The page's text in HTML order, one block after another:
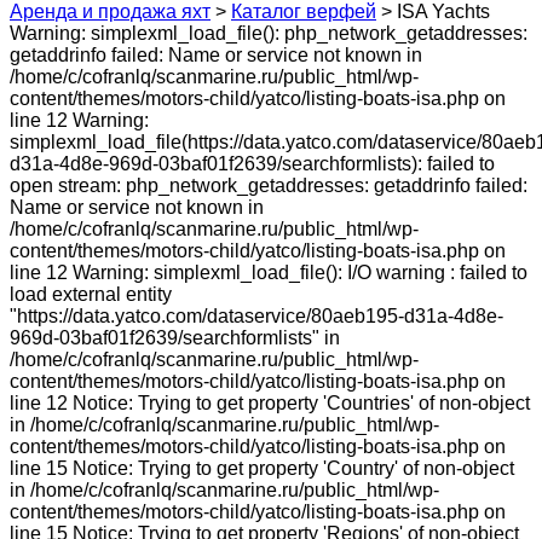
Аренда и продажа яхт > Каталог верфей > ISA Yachts
Warning: simplexml_load_file(): php_network_getaddresses:
getaddrinfo failed: Name or service not known in
/home/c/cofranlq/scanmarine.ru/public_html/wp-
content/themes/motors-child/yatco/listing-boats-isa.php on
line 12 Warning:
simplexml_load_file(https://data.yatco.com/dataservice/
d31a-4d8e-969d-03baf01f2639/searchformlists): failed to
open stream: php_network_getaddresses: getaddrinfo failed:
Name or service not known in
/home/c/cofranlq/scanmarine.ru/public_html/wp-
content/themes/motors-child/yatco/listing-boats-isa.php on
line 12 Warning: simplexml_load_file(): I/O warning : failed to
load external entity
"https://data.yatco.com/dataservice/80aeb195-d31a-4d8e-
969d-03baf01f2639/searchformlists" in
/home/c/cofranlq/scanmarine.ru/public_html/wp-
content/themes/motors-child/yatco/listing-boats-isa.php on
line 12 Notice: Trying to get property 'Countries' of non-object
in /home/c/cofranlq/scanmarine.ru/public_html/wp-
content/themes/motors-child/yatco/listing-boats-isa.php on
line 15 Notice: Trying to get property 'Country' of non-object
in /home/c/cofranlq/scanmarine.ru/public_html/wp-
content/themes/motors-child/yatco/listing-boats-isa.php on
line 15 Notice: Trying to get property 'Regions' of non-object